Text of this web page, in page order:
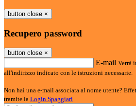
button close ×
Recupero password
button close ×
E-mail Verrà
all'indirizzo indicato con le istruzioni necessarie.
Non hai una e-mail associata al nome utente?
tramite la Login Spaggiari